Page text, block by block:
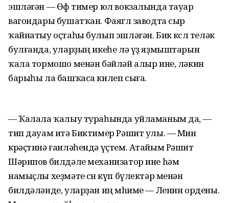
эшләгән — Өфө тимер юл вокзалында тауар
вагондары бушатҡан. Фаягөл заводта сыр
ҡайнатыу оҫтаһы булып эшләгән. Бик көслө теләк
булғанда, уларҙың икеһе лә үҙ яҙмыштарын
ҡала тормошо менән бәйләй алыр ине, ләкин
барыһы ла башҡаса килеп сыға.
— Ҡалала ҡалыу тураһында уйламаным да, —
тип дауам итә Биктимер Рәшит улы. — Мин
крәҫтинә ғаиләһендә үҫтем. Атайым Рәшит
Шәрипов билдәле механизатор ине hәм
намыҫлы хеҙмәте өсөн күп бүлeктәр менән
билдәләнде, уларҙан иң мөhиме — Ленин ордены.